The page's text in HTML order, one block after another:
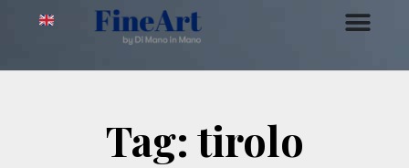
Tag: tirolo